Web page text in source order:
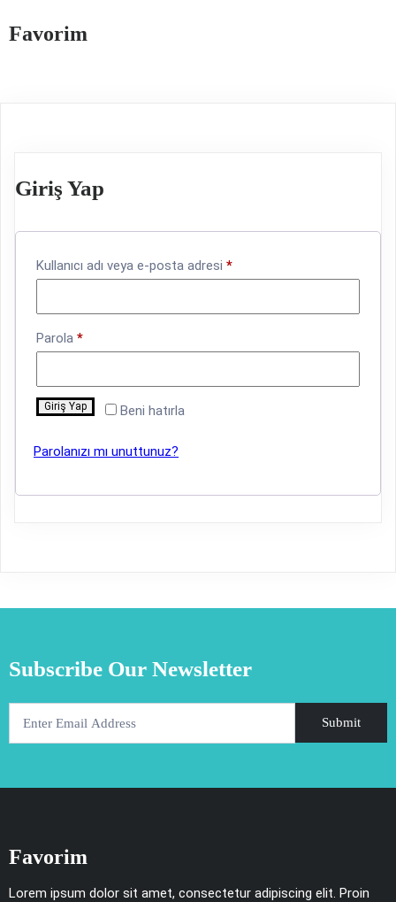
Favorim
Giriş Yap
Kullanıcı adı veya e-posta adresi *Gerekli
Parola *Gerekli
Beni hatırla
Giriş Yap
Parolanızı mı unuttunuz?
Subscribe Our Newsletter
Submit
Favorim
Lorem ipsum dolor sit amet, consectetur adipiscing elit. Proin